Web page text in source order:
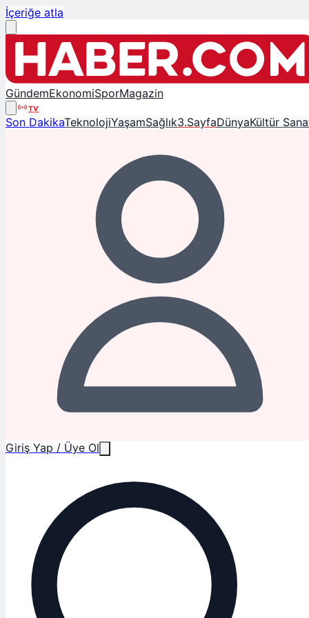
İçeriğe atla
GündemEkonomiSporMagazin
TV
Son DakikaTeknolojiYaşamSağlık3.SayfaDünyaKültür
Giriş Yap / Üye Ol